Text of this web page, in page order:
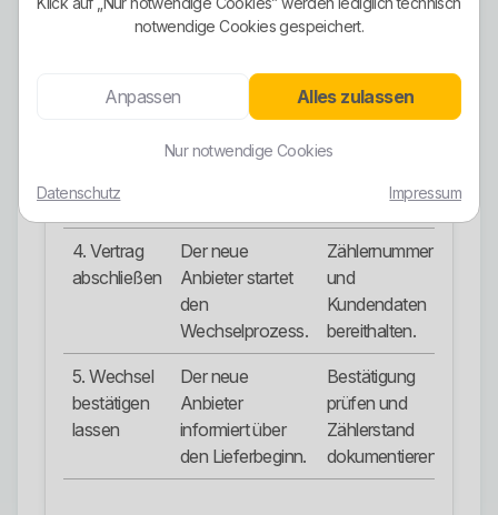
anzeigen lassen.
nutzen.
3. Tarife
Arbeitspreis,
Grundpreis und
Bonus nicht
überbewerten.
4. Vertrag
abschließen
Der neue
Anbieter startet
den
Wechselprozess.
Zählernummer
und
Kundendaten
bereithalten.
5. Wechsel
bestätigen
lassen
Der neue
Anbieter
informiert über
den Lieferbeginn.
Bestätigung
prüfen und
Zählerstand
dokumentieren.
notwendige Cookies gespeichert.
Anpassen Alles zulassen
Nur notwendige Cookies
Datenschutz Impressum